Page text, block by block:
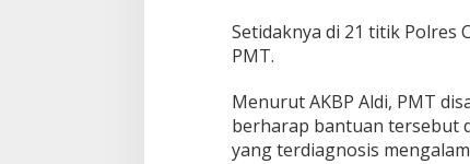
Setidaknya di 21 titik Polres
PMT.
Menurut AKBP Aldi, PMT
berharap bantuan tersebut
yang terdiagnosis